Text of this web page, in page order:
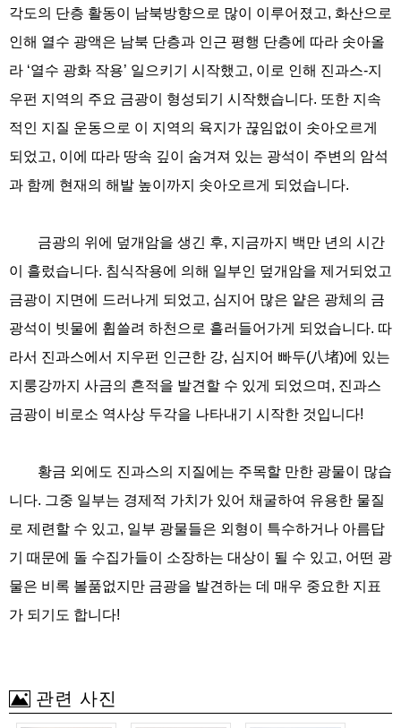
각도의 단층 활동이 남북방향으로 많이 이루어졌고, 화산으로
인해 열수 광액은 남북 단층과 인근 평행 단층에 따라 솟아올
라 ‘열수 광화 작용’ 일으키기 시작했고, 이로 인해 진과스-지
우펀 지역의 주요 금광이 형성되기 시작했습니다. 또한 지속
적인 지질 운동으로 이 지역의 육지가 끊임없이 솟아오르게
되었고, 이에 따라 땅속 깊이 숨겨져 있는 광석이 주변의 암석
과 함께 현재의 해발 높이까지 솟아오르게 되었습니다.
금광의 위에 덮개암을 생긴 후, 지금까지 백만 년의 시간
이 흘렀습니다. 침식작용에 의해 일부인 덮개암을 제거되었고
금광이 지면에 드러나게 되었고, 심지어 많은 얕은 광체의 금
광석이 빗물에 휩쓸려 하천으로 흘러들어가게 되었습니다. 따
라서 진과스에서 지우펀 인근한 강, 심지어 빠두(八堵)에 있는
지룽강까지 사금의 흔적을 발견할 수 있게 되었으며, 진과스
금광이 비로소 역사상 두각을 나타내기 시작한 것입니다!
황금 외에도 진과스의 지질에는 주목할 만한 광물이 많습
니다. 그중 일부는 경제적 가치가 있어 채굴하여 유용한 물질
로 제련할 수 있고, 일부 광물들은 외형이 특수하거나 아름답
기 때문에 돌 수집가들이 소장하는 대상이 될 수 있고, 어떤 광
물은 비록 볼품없지만 금광을 발견하는 데 매우 중요한 지표
가 되기도 합니다!
관련 사진